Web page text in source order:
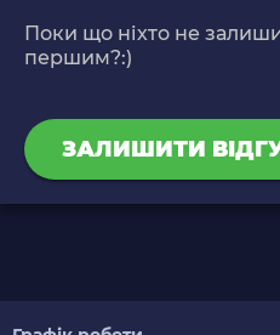
Поки що ніхто не
першим?:)
ЗАЛИШИТИ